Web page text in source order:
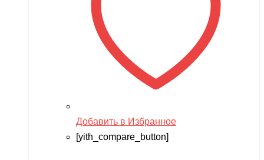
Добавить в Избранное
[yith_compare_button]